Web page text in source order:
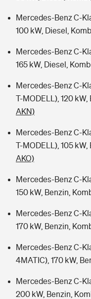
Mercedes-Benz C-
100 kW, Diesel,
Mercedes-Benz C-
165 kW, Diesel,
Mercedes-Benz C-
T-MODELL), 120
AKN)
Mercedes-Benz C-
T-MODELL), 105
AKO)
Mercedes-Benz C-
150 kW, Benzin,
Mercedes-Benz C-
170 kW, Benzin,
Mercedes-Benz C-
4MATIC), 170 kW,
Mercedes-Benz C-
200 kW, Benzin,